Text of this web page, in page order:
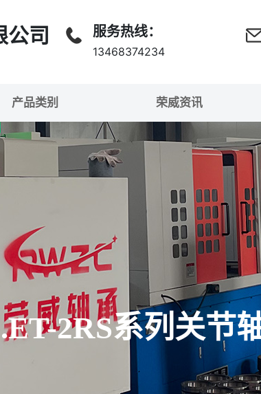
公司 服务热线：
13468374234
产品类别 荣威资讯
2RS系列关节